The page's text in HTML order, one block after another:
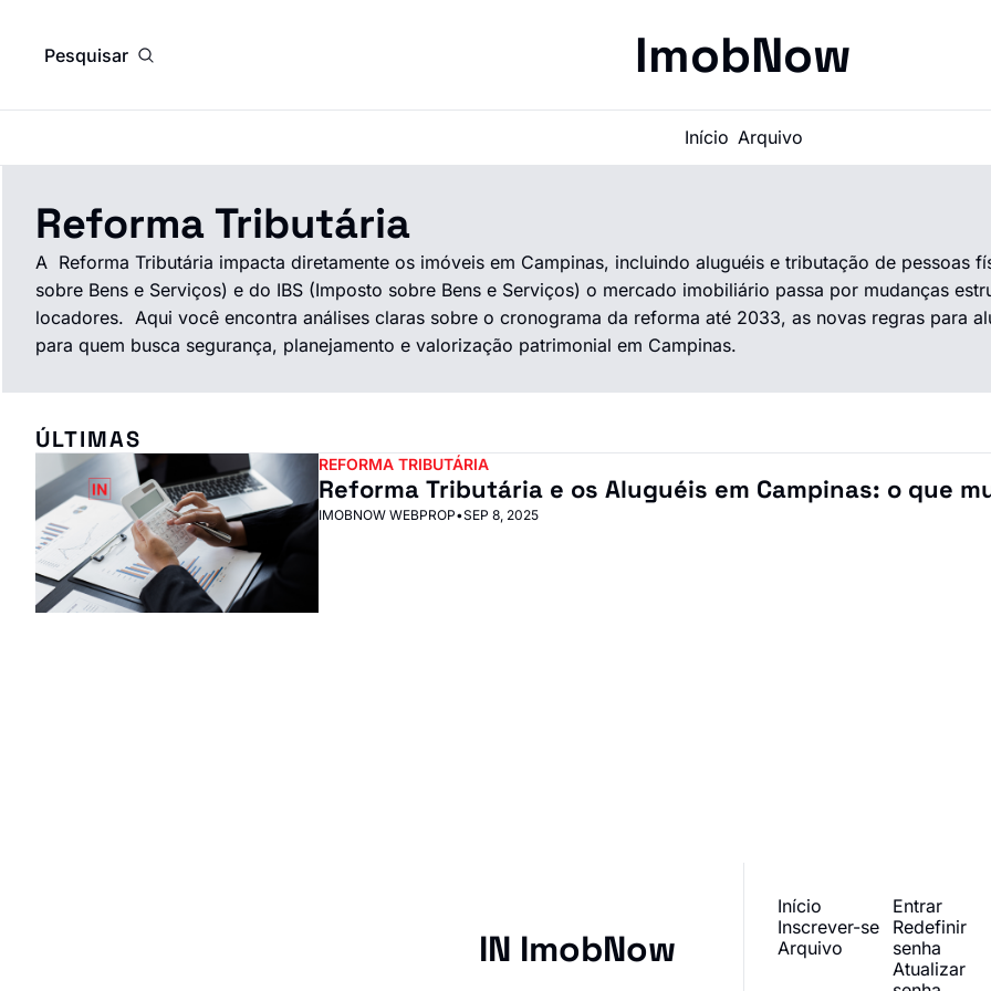
Pesquisar ImobNow
Início Arquivo
Reforma Tributária
A  Reforma Tributária impacta diretamente os imóveis em Campinas, incluindo aluguéis e tributação de pessoas
sobre Bens e Serviços) e do IBS (Imposto sobre Bens e Serviços) o mercado imobiliário passa por mudanças
locadores.  Aqui você encontra análises claras sobre o cronograma da reforma até 2033, as novas regras para
para quem busca segurança, planejamento e valorização patrimonial em Campinas.
ÚLTIMAS
REFORMA TRIBUTÁRIA
Reforma Tributária e os Aluguéis em Campinas: o que
IMOBNOW WEBPROP•SEP 8, 2025
IN ImobNow
Início
Inscrever-se
Arquivo
Entrar
Redefinir
senha
Atualizar